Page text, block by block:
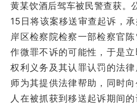
黄某饮酒后驾车被民警查获。
15日将该案移送审查起诉，
岸区检察院检察一部检察官
作微罪不诉的可能性，于是
权利义务及其认罪认罚的法
师为其提供法律帮助，同时
人在被抓获到移送起诉期间